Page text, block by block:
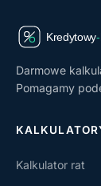
Darmowe
Pomagamy
Kalkulator rat